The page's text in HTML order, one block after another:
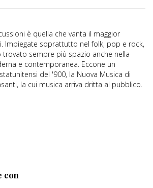
è quella che vanta il maggior
Impiegate soprattutto nel folk, pop e rock,
trovato sempre più spazio anche nella
e contemporanea. Eccone un
del '900, la Nuova Musica di
la cui musica arriva dritta al pubblico.
con